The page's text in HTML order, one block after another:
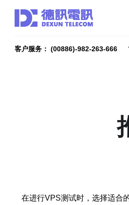
客户服务： (00886)-982-263-666
在进行VPS测试时，选择适合